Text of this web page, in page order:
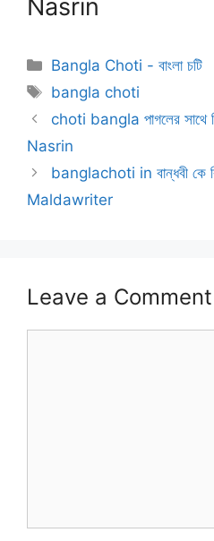
Nasrin
Categories
Bangla Choti - বাংলা চটি
Tags
bangla choti
choti bangla পাগলের সাথে
Nasrin
banglachoti in বান্ধবী কে
Maldawriter
Leave a Comment